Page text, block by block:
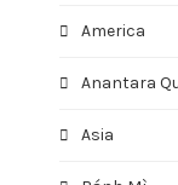
America
Anantara
Asia